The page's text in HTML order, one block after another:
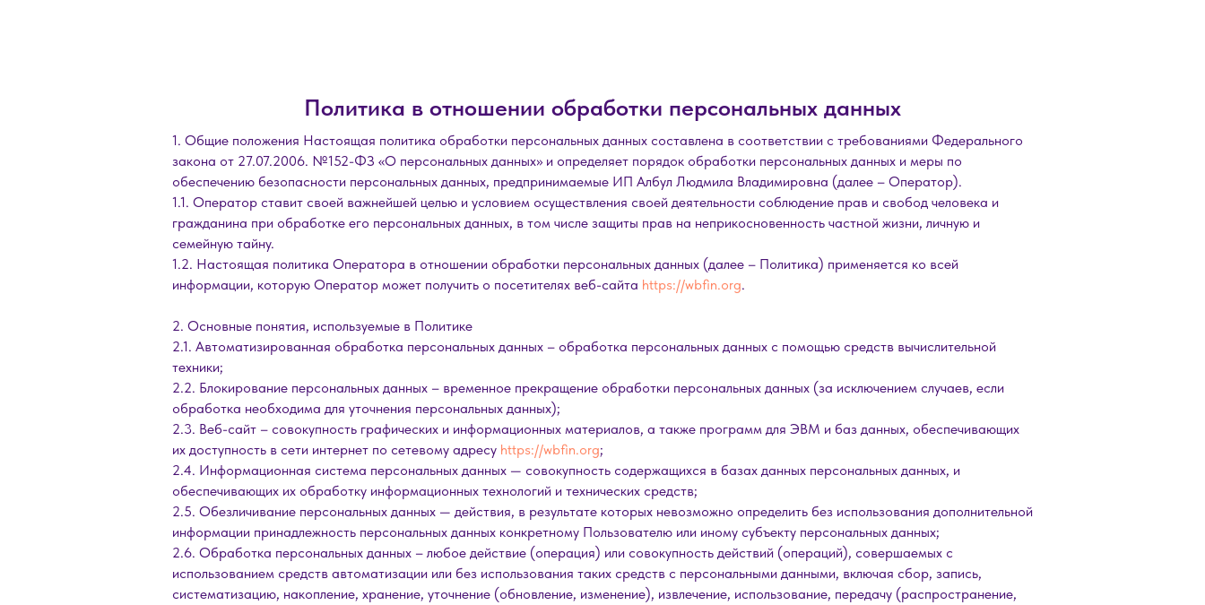
Политика в отношении обработки персональных данных
1. Общие положения Настоящая политика обработки персональных данных составлена в соответствии с требованиями Федерального
закона от 27.07.2006. №152-ФЗ «О персональных данных» и определяет порядок обработки персональных данных и меры по
обеспечению безопасности персональных данных, предпринимаемые ИП Албул Людмила Владимировна (далее – Оператор).
1.1. Оператор ставит своей важнейшей целью и условием осуществления своей деятельности соблюдение прав и свобод человека и
гражданина при обработке его персональных данных, в том числе защиты прав на неприкосновенность частной жизни, личную и
семейную тайну.
1.2. Настоящая политика Оператора в отношении обработки персональных данных (далее – Политика) применяется ко всей
информации, которую Оператор может получить о посетителях веб-сайта https://wbfin.org.
2. Основные понятия, используемые в Политике
2.1. Автоматизированная обработка персональных данных – обработка персональных данных с помощью средств вычислительной
техники;
2.2. Блокирование персональных данных – временное прекращение обработки персональных данных (за исключением случаев, если
обработка необходима для уточнения персональных данных);
2.3. Веб-сайт – совокупность графических и информационных материалов, а также программ для ЭВМ и баз данных, обеспечивающих
их доступность в сети интернет по сетевому адресу https://wbfin.org;
2.4. Информационная система персональных данных — совокупность содержащихся в базах данных персональных данных, и
обеспечивающих их обработку информационных технологий и технических средств;
2.5. Обезличивание персональных данных — действия, в результате которых невозможно определить без использования дополнительной
информации принадлежность персональных данных конкретному Пользователю или иному субъекту персональных данных;
2.6. Обработка персональных данных – любое действие (операция) или совокупность действий (операций), совершаемых с
использованием средств автоматизации или без использования таких средств с персональными данными, включая сбор, запись,
систематизацию, накопление, хранение, уточнение (обновление, изменение), извлечение, использование, передачу (распространение,